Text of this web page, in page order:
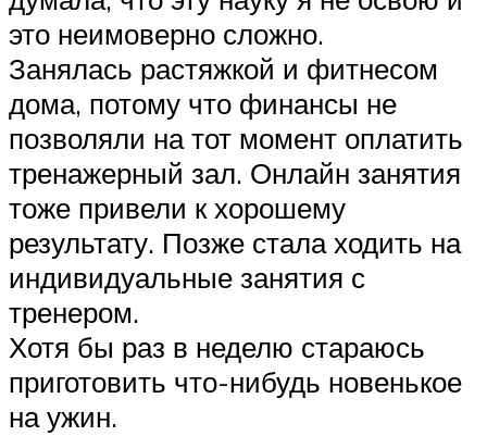
это неимоверно сложно.
Занялась растяжкой и фитнесом
дома, потому что финансы не
позволяли на тот момент оплатить
тренажерный зал. Онлайн занятия
тоже привели к хорошему
результату. Позже стала ходить на
индивидуальные занятия с
тренером.
Хотя бы раз в неделю стараюсь
приготовить что-нибудь новенькое
на ужин.